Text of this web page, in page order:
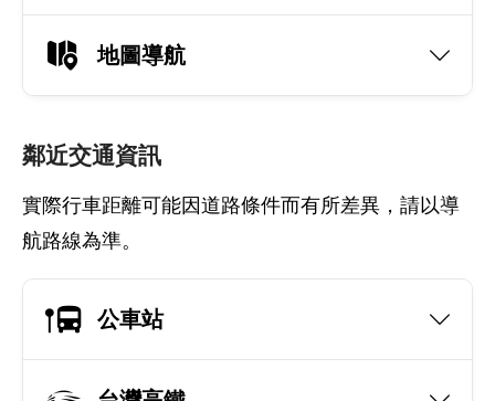
地圖導航
鄰近交通資訊
實際行車距離可能因道路條件而有所差異，請以導
航路線為準。
公車站